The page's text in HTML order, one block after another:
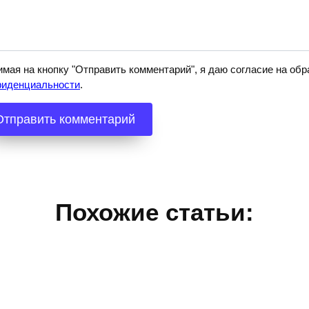
на кнопку "Отправить комментарий", я даю согласие на
.
Похожие статьи: